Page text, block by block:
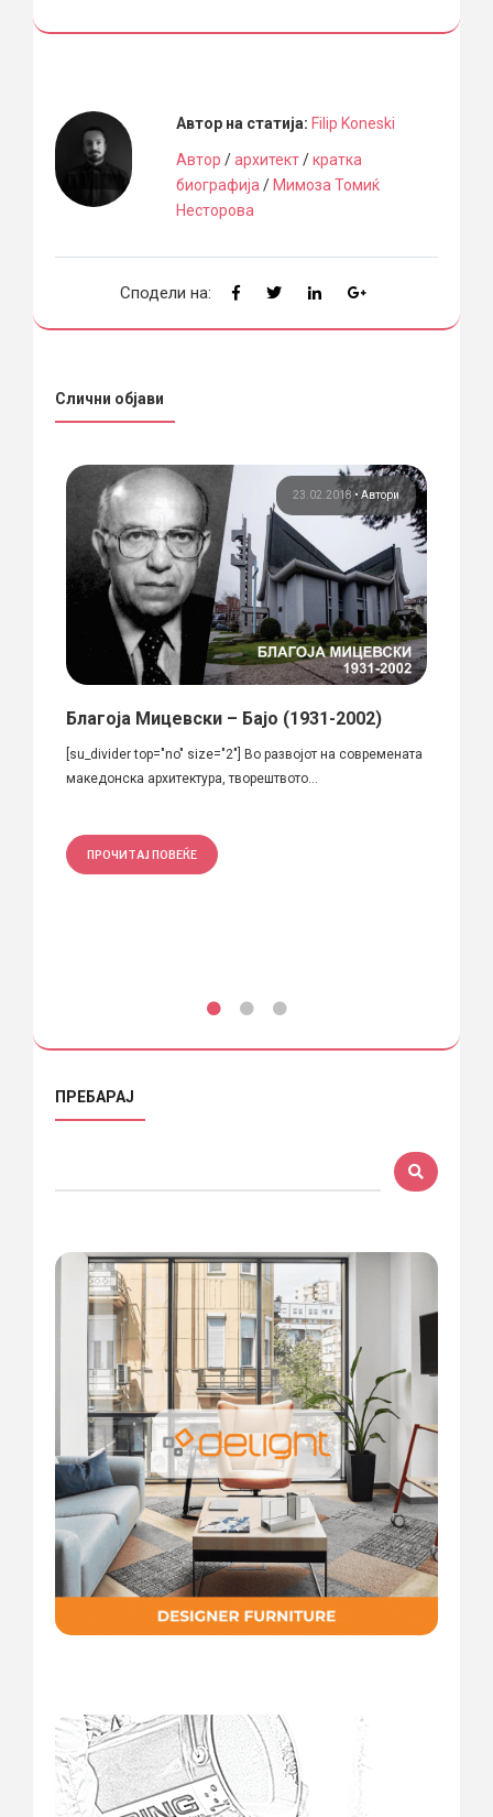
Автор на статија: Filip Koneski
Автор /архитект/кратка
биографија /Мимоза Томиќ
Несторова
Сподели на:
Слични објави
23.02.2018 •Автори
Благоја Мицевски – Бајо (1931-2002)
[su_divider top="no" size="2"] Во развојот на современата
македонска архитектура, творештвото...
ПРОЧИТАЈ ПОВЕЌЕ
ПРЕБАРАЈ